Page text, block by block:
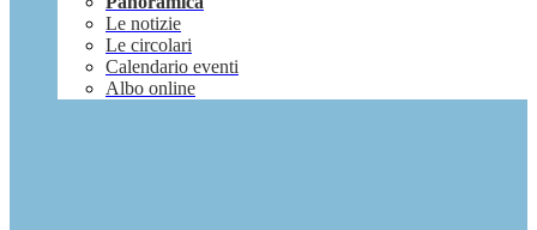
Le notizie
Le circolari
Calendario eventi
Albo online